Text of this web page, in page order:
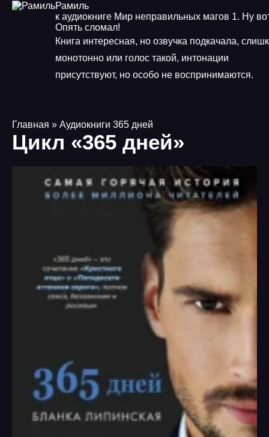
Рамиль
к аудиокниге Мир неправильных магов 1. Ну
Опять сломал!
Книга интересная, но озвучка подкачала,
монотонно или голос такой, интонации
присутствуют, но особо не воспринимаются.
Главная » Аудиокниги 365 дней
Цикл «365 дней»